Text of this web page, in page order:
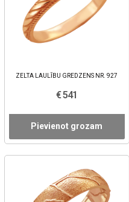
ZELTA LAULĪBU GREDZENS NR. 927
€ 541
Pievienot grozam